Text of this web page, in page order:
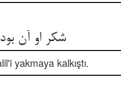
شکر او آن بود ای بنده‌ی جلیل ** که شد او نمرود و سوزنده‌ی خلیل
yakmaya kalkıştı.